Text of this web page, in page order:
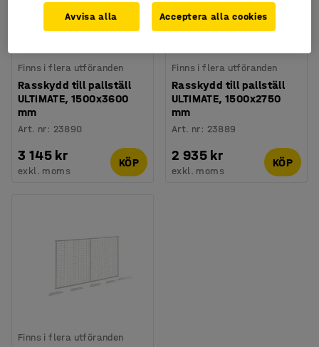
Finns i flera utföranden
Rasskydd till pallställ
ULTIMATE, 1500x3600
mm
Art. nr: 23890
3 145 kr
exkl. moms
KÖP
Finns i flera utföranden
Rasskydd till pallställ
ULTIMATE, 1500x2750
mm
Art. nr: 23889
2 935 kr
exkl. moms
KÖP
Finns i flera utföranden
Avvisa alla Acceptera alla cookies